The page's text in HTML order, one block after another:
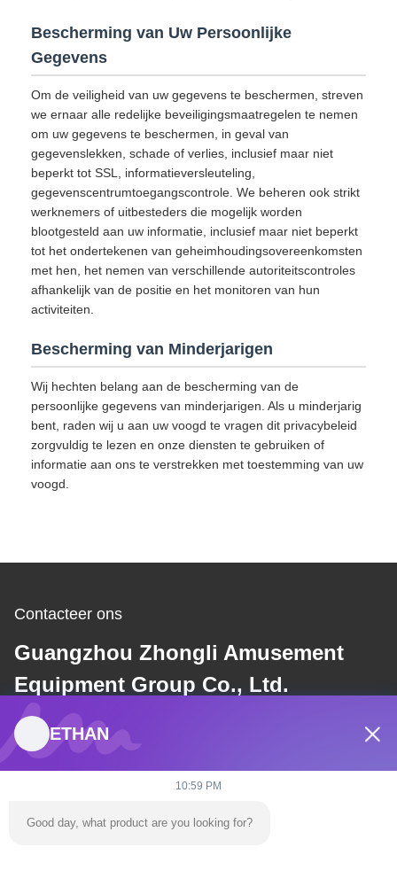
Bescherming van Uw Persoonlijke
Gegevens
Om de veiligheid van uw gegevens te beschermen, streven
we ernaar alle redelijke beveiligingsmaatregelen te nemen
om uw gegevens te beschermen, in geval van
gegevenslekken, schade of verlies, inclusief maar niet
beperkt tot SSL, informatieversleuteling,
gegevenscentrumtoegangscontrole. We beheren ook strikt
werknemers of uitbesteders die mogelijk worden
blootgesteld aan uw informatie, inclusief maar niet beperkt
tot het ondertekenen van geheimhoudingsovereenkomsten
met hen, het nemen van verschillende autoriteitscontroles
afhankelijk van de positie en het monitoren van hun
activiteiten.
Bescherming van Minderjarigen
Wij hechten belang aan de bescherming van de
persoonlijke gegevens van minderjarigen. Als u minderjarig
bent, raden wij u aan uw voogd te vragen dit privacybeleid
zorgvuldig te lezen en onze diensten te gebruiken of
informatie aan ons te verstrekken met toestemming van uw
voogd.
Contacteer ons
Guangzhou Zhongli Amusement
Equipment Group Co., Ltd.
E-mail
dannie@zhongliyoule.com
ETHAN
10:59 PM
Good day, what product are you looking for?